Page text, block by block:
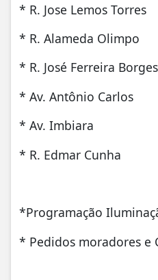
* R. Jose Lemos Torres
* R. Alameda Olimpo
* R. José Ferreira Borges
* Av. Antônio Carlos
* Av. Imbiara
* R. Edmar Cunha
*Programação
* Pedidos moradores e